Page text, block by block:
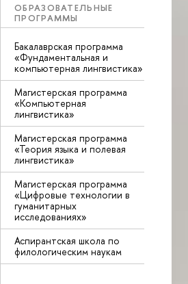
ОБРАЗОВАТЕЛЬНЫЕ
ПРОГРАММЫ
Бакалаврская программа
«Фундаментальная и
компьютерная лингвистика»
Магистерская программа
«Компьютерная
лингвистика»
Магистерская программа
«Теория языка и полевая
лингвистика»
Магистерская программа
«Цифровые технологии в
гуманитарных
исследованиях»
Аспирантская школа по
филологическим наукам